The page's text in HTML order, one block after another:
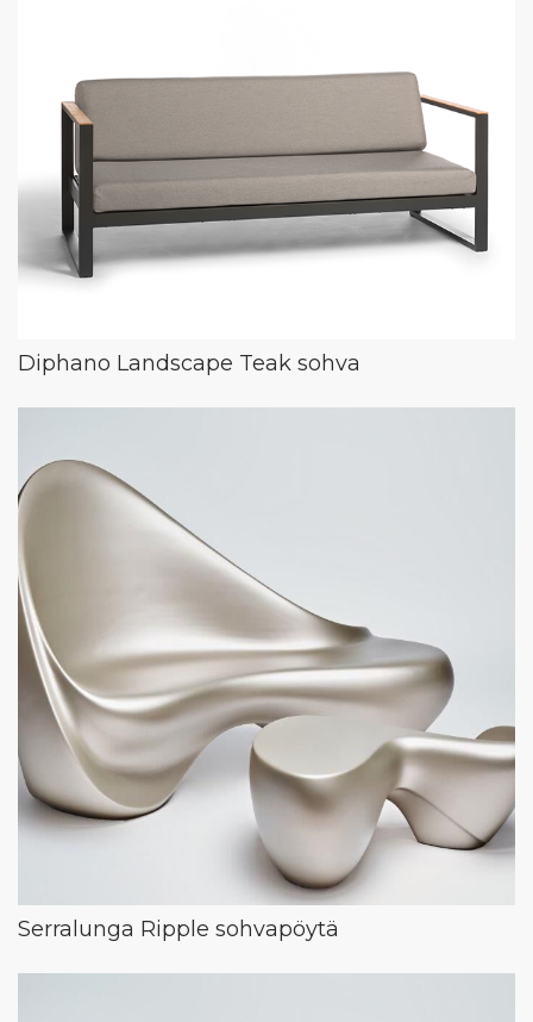
Diphano Landscape Teak sohva
Serralunga Ripple sohvapöytä